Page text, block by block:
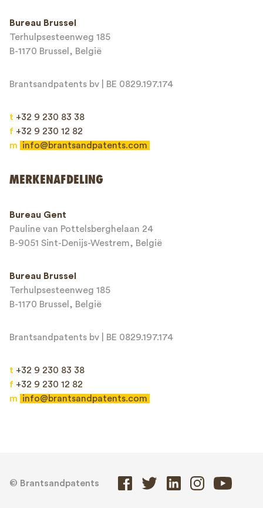
Bericht*
This site is protected by reCAPTCHA and the Google
Bureau Brussel
Terhulpsesteenweg 185
B-1170 Brussel, België
Brantsandpatents bv | BE 0829.197.174
t +32 9 230 83 38
f +32 9 230 12 82
m
info@brantsandpatents.com
MERKENAFDELING
Bureau Gent
Pauline van Pottelsberghelaan 24
B-9051 Sint-Denijs-Westrem, België
Bureau Brussel
Terhulpsesteenweg 185
B-1170 Brussel, België
Brantsandpatents bv | BE 0829.197.174
t +32 9 230 83 38
f +32 9 230 12 82
m
info@brantsandpatents.com
© Brantsandpatents